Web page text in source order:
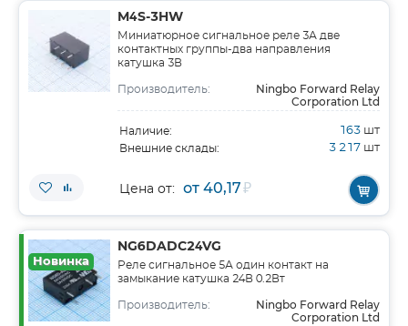
M4S-3HW
Миниатюрное сигнальное реле 3А две
контактных группы-два направления
катушка 3В
Производитель:
Ningbo Forward Relay
Corporation Ltd
Наличие: 163 шт
Внешние склады: 3 217 шт
Цена от: от 40,17₽
Новинка
NG6DADC24VG
Реле сигнальное 5А один контакт на
замыкание катушка 24В 0.2Вт
Производитель:
Ningbo Forward Relay
Corporation Ltd